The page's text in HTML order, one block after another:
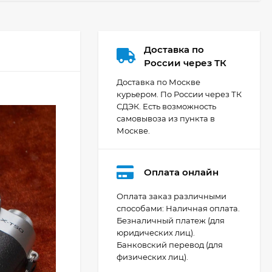
Доставка по
России через ТК
Доставка по Москве
курьером. По России через ТК
СДЭК. Есть возможность
самовывоза из пункта в
Москве.
Оплата онлайн
Оплата заказ различными
способами: Наличная оплата.
Безналичный платеж (для
юридических лиц).
Банковский перевод (для
физических лиц).
Видеокамера Canon
XA70, чёрный
200 392 ₽